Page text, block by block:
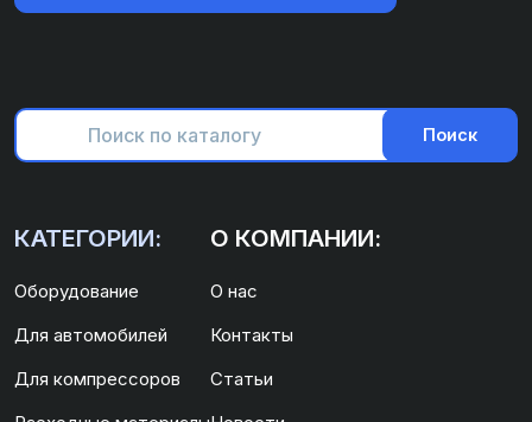
Поиск
КАТЕГОРИИ:
Оборудование
Для автомобилей
Для компрессоров
О КОМПАНИИ:
О нас
Контакты
Статьи